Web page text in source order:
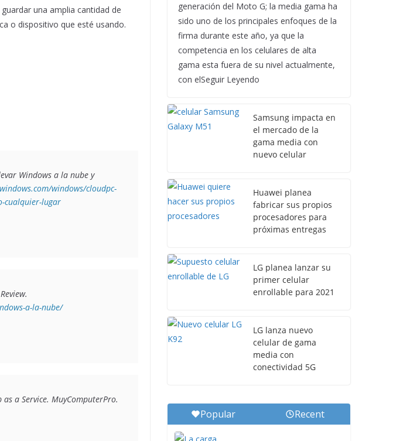
una amplia cantidad de
o dispositivo que esté usando.
Windows a la nube y
windows/cloudpc-
cualquier-lugar
a-la-nube/
a Service
generación del Moto G; la media gama ha
sido uno de los principales enfoques de la
firma durante este año, ya que la
competencia en los celulares de alta
gama esta fuera de su nivel actualmente,
con elSeguir Leyendo
Samsung impacta en
el mercado de la
gama media con
nuevo celular
Huawei planea
fabricar sus propios
procesadores para
próximas entregas
LG planea lanzar su
primer celular
enrollable para 2021
LG lanza nuevo
celular de gama
media con
conectividad 5G
Popular Recent